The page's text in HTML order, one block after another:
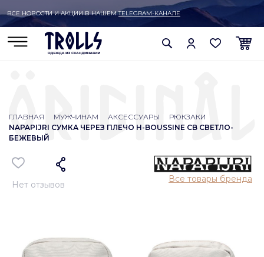
ВСЕ НОВОСТИ И АКЦИИ В НАШЕМTELEGRAM-КАНАЛЕ
ГЛАВНАЯ МУЖЧИНАМ АКСЕССУАРЫ
РЮКЗАКИ
NAPAPIJRI СУМКА ЧЕРЕЗ ПЛЕЧО H-BOUSSINE CB СВЕТЛО-
БЕЖЕВЫЙ
Нет отзывов
Все товары бренда